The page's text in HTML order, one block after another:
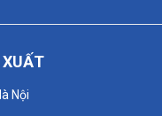
Nội